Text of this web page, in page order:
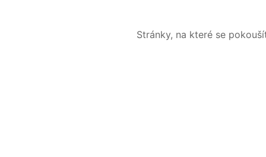
Stránky, na které se